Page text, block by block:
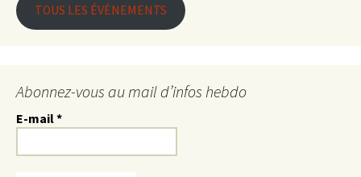
TOUS LES ÉVÈNEMENTS
Abonnez-vous au mail d’infos hebdo
E-mail*